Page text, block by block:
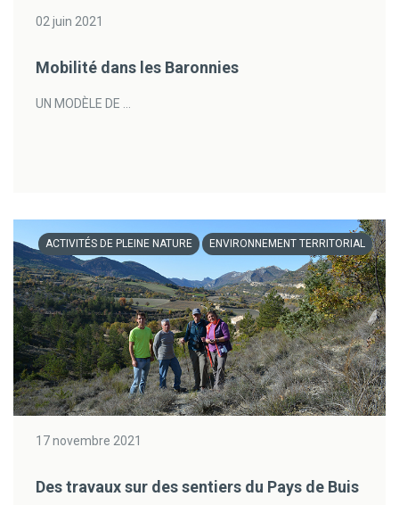
02 juin 2021
Mobilité dans les Baronnies
UN MODÈLE DE ...
ACTIVITÉS DE PLEINE NATURE ENVIRONNEMENT TERRITORIAL
17 novembre 2021
Des travaux sur des sentiers du Pays de Buis